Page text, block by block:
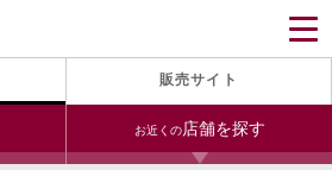
販売サイト
お近くの店舗を探す